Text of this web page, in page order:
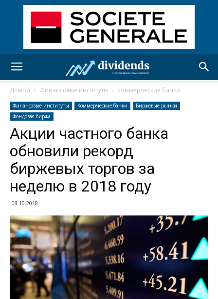
Домой Финансовые институты Коммерческие банки
Финансовые институты Коммерческие банки
Биржевые рынки
Фондовая биржа
Акции частного банка
обновили рекорд
биржевых торгов за
неделю в 2018 году
08.10.2018